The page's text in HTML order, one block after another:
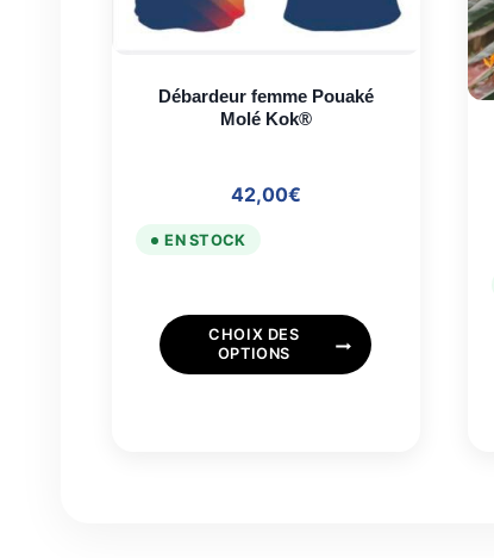
Débardeur femme Pouaké
Molé Kok®
42,00€
EN STOCK
CHOIX DES
OPTIONS
Ce
produit
a